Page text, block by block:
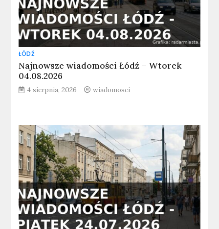
ŁÓDŹ
Najnowsze wiadomości Łódź – Wtorek
04.08.2026
4 sierpnia, 2026 wiadomosci